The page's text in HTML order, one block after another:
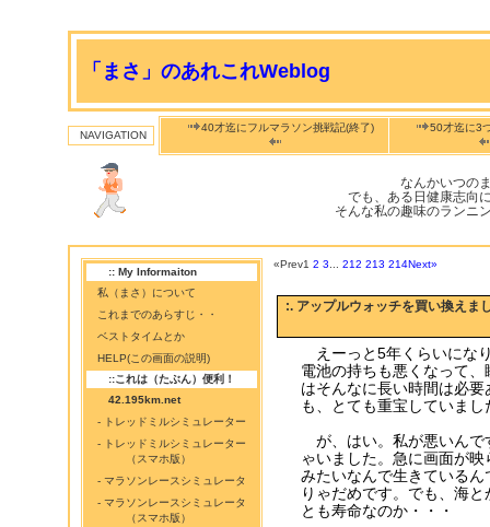
「まさ」のあれこれWeblog
NAVIGATION
40才迄にフルマラソン挑戦記(終了) 50才迄に3
なんかいつの
でも、ある日健康志向
そんな私の趣味のランニ
:: My Informaiton
私（まさ）について
これまでのあらすじ・・
ベストタイムとか
HELP(この画面の説明)
::これは（たぶん）便利！
42.195km.net
- トレッドミルシミュレーター
- トレッドミルシミュレーター
（スマホ版）
- マラソンレースシミュレータ
- マラソンレースシミュレータ
（スマホ版）
«Prev1 2 3 212 213 214Next»
:. アップルウォッチを買い換えま
えーっと5年くらいにな
電池の持ちも悪くなって
はそんなに長い時間は必
も、とても重宝していまし
が、はい。私が悪いんで
ゃいました。急に画面が
みたいなんで生きている
りゃだめです。でも、海
とも寿命なのか・・・